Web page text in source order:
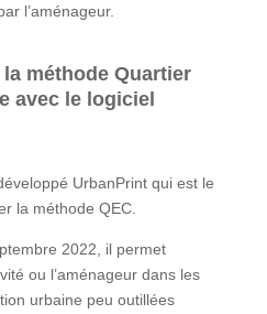
l’aménageur.
méthode Quartier
avec le logiciel
UrbanPrint qui est le
la méthode QEC.
2022, il permet
ou l’aménageur dans les
urbaine peu outillées